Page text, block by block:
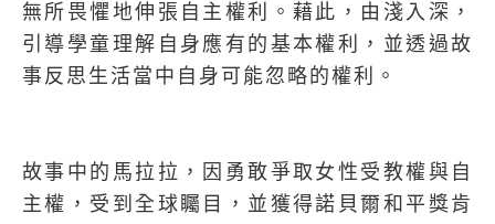
無所畏懼地伸張自主權利。藉此，由淺入深，
引導學童理解自身應有的基本權利，並透過故
事反思生活當中自身可能忽略的權利。
故事中的馬拉拉，因勇敢爭取女性受教權與自
主權，受到全球矚目，並獲得諾貝爾和平獎肯